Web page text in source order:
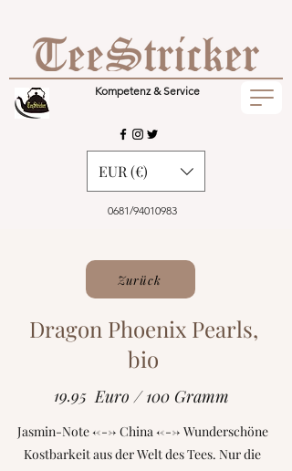
Kompetenz & Service
0681/94010983
EUR (€)
Zurück
Dragon Phoenix Pearls,
bio
19.95 Euro / 100 Gramm
Jasmin-Note <---> China <---> Wunderschöne
Kostbarkeit aus der Welt des Tees. Nur die